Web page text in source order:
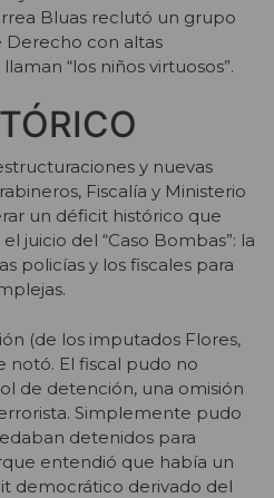
Bluas reclutó un grupo
Derecho con altas
“los niños virtuosos”.
y nuevas
Fiscalía y Ministerio
un déficit histórico que
juicio del “Caso Bombas”: la
policías y los fiscales para
(de los imputados Flores,
notó. El fiscal pudo no
de detención, una omisión
Simplemente pudo
detenidos para
entendió que había un
democrático derivado del